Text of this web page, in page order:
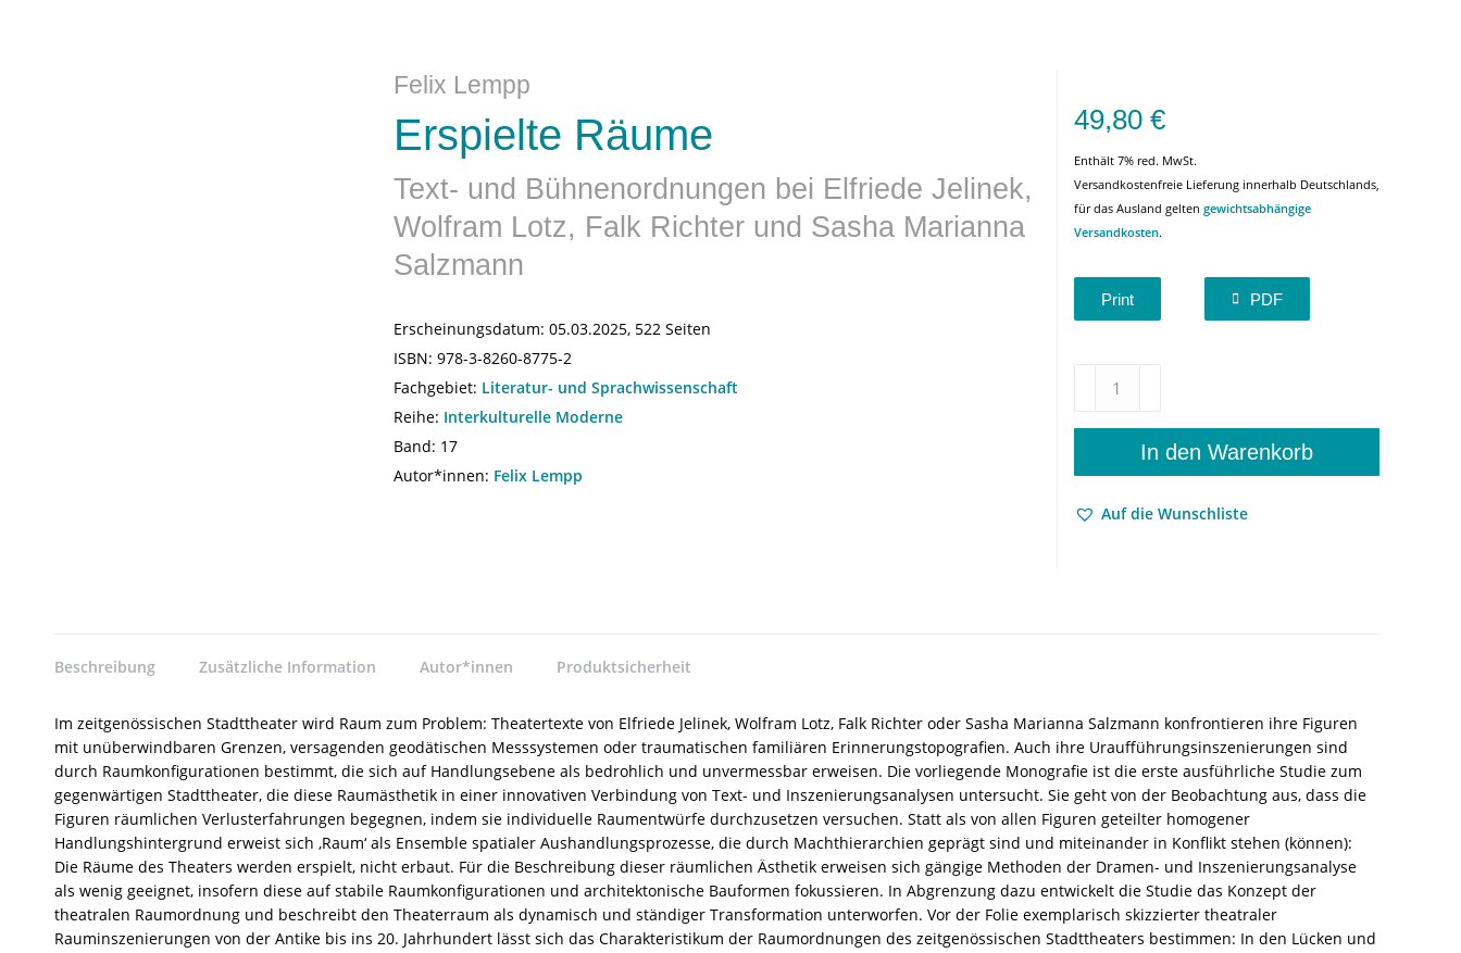
Felix Lempp
Erspielte Räume
Text- und Bühnenordnungen bei Elfriede Jelinek,
Wolfram Lotz, Falk Richter und Sasha Marianna
Salzmann
Erscheinungsdatum: 05.03.2025, 522 Seiten
ISBN:978-3-8260-8775-2
Fachgebiet: Literatur- und Sprachwissenschaft
Reihe: Interkulturelle Moderne
Band: 17
Autor*innen: Felix Lempp
49,80 €
Enthält 7% red. MwSt.
Versandkostenfreie Lieferung innerhalb Deutschlands,
für das Ausland gelten gewichtsabhängige
Versandkosten.
Print PDF
Räume
und
bei
Marianna
Salzmann
–
Felix
Lempp
–
ISBN
9783826087752
/
978-
In den Warenkorb
Auf die Wunschliste
Beschreibung Zusätzliche Information Autor*innen Produktsicherheit
Im zeitgenössischen Stadttheater wird Raum zum Problem: Theatertexte von Elfriede Jelinek, Wolfram Lotz, Falk Richter oder Sasha Marianna Salzmann konfrontieren ihre Figuren
mit unüberwindbaren Grenzen, versagenden geodätischen Messsystemen oder traumatischen familiären Erinnerungstopografien. Auch ihre Uraufführungsinszenierungen sind
durch Raumkonfigurationen bestimmt, die sich auf Handlungsebene als bedrohlich und unvermessbar erweisen. Die vorliegende Monografie ist die erste ausführliche Studie zum
gegenwärtigen Stadttheater, die diese Raumästhetik in einer innovativen Verbindung von Text- und Inszenierungsanalysen untersucht. Sie geht von der Beobachtung aus, dass die
Figuren räumlichen Verlusterfahrungen begegnen, indem sie individuelle Raumentwürfe durchzusetzen versuchen. Statt als von allen Figuren geteilter homogener
Handlungshintergrund erweist sich ‚Raum‘ als Ensemble spatialer Aushandlungsprozesse, die durch Machthierarchien geprägt sind und miteinander in Konflikt stehen (können):
Die Räume des Theaters werden erspielt, nicht erbaut. Für die Beschreibung dieser räumlichen Ästhetik erweisen sich gängige Methoden der Dramen- und Inszenierungsanalyse
als wenig geeignet, insofern diese auf stabile Raumkonfigurationen und architektonische Bauformen fokussieren. In Abgrenzung dazu entwickelt die Studie das Konzept der
theatralen Raumordnung und beschreibt den Theaterraum als dynamisch und ständiger Transformation unterworfen. Vor der Folie exemplarisch skizzierter theatraler
Rauminszenierungen von der Antike bis ins 20. Jahrhundert lässt sich das Charakteristikum der Raumordnungen des zeitgenössischen Stadttheaters bestimmen: In den Lücken und